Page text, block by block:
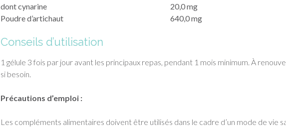
dont cynarine
20,0 mg
Poudre d’artichaut
640,0 mg
Conseils d’utilisation
1 gélule 3 fois par jour avant les principaux repas, pendant 1 mois minimum. À
si besoin.
Précautions d’emploi :
Les compléments alimentaires doivent être utilisés dans le cadre d’un mode de vie